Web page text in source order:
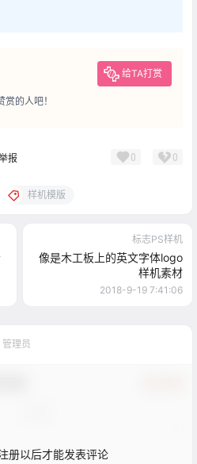
给TA打赏
的人吧！
报 0 0
样机模版
标志PS样机
像是木工板上的英文字体logo
样机素材
2018-9-19 7:41:06
管理员
册以后才能发表评论